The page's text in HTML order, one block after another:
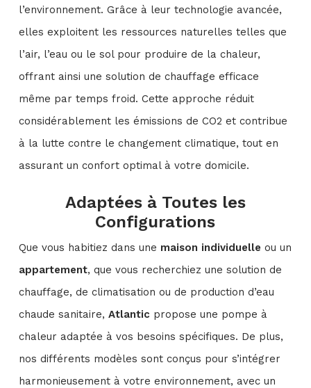
l’environnement. Grâce à leur technologie avancée,
elles exploitent les ressources naturelles telles que
l’air, l’eau ou le sol pour produire de la chaleur,
offrant ainsi une solution de chauffage efficace
même par temps froid. Cette approche réduit
considérablement les émissions de CO2 et contribue
à la lutte contre le changement climatique, tout en
assurant un confort optimal à votre domicile.
Adaptées à Toutes les
Configurations
Que vous habitiez dans une maison individuelle ou un
appartement, que vous recherchiez une solution de
chauffage, de climatisation ou de production d’eau
chaude sanitaire, Atlantic propose une pompe à
chaleur adaptée à vos besoins spécifiques. De plus,
nos différents modèles sont conçus pour s’intégrer
harmonieusement à votre environnement, avec un